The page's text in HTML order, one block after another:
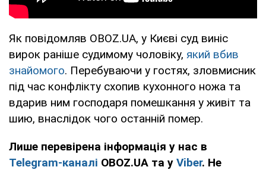
Як повідомляв OBOZ.UA, у Києві суд виніс
вирок раніше судимому чоловіку, який вбив
знайомого. Перебуваючи у гостях, зловмисник
під час конфлікту схопив кухонного ножа та
вдарив ним господаря помешкання у живіт та
шию, внаслідок чого останній помер.
Лише перевірена інформація у нас в
Telegram-каналі OBOZ.UA та у Viber. Не